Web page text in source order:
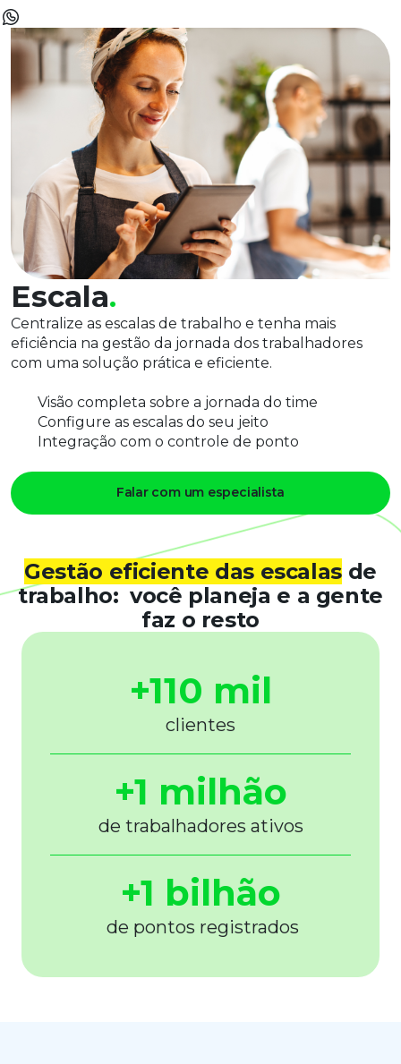
Escala.
Centralize as escalas de trabalho e tenha mais
eficiência na gestão da jornada dos trabalhadores
com uma solução prática e eficiente.
Visão completa sobre a jornada do time
Configure as escalas do seu jeito
Integração com o controle de ponto
Falar com um especialista
Gestão eficiente das escalas de
trabalho: você planeja e a gente
faz o resto
+110 mil
clientes
+1 milhão
de trabalhadores ativos
+1 bilhão
de pontos registrados